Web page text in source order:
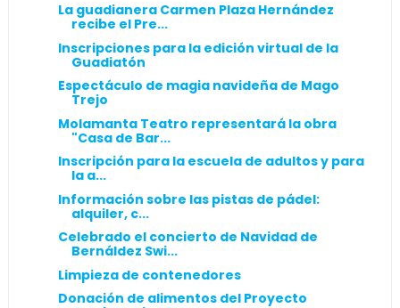
La guadianera Carmen Plaza Hernández
recibe el Pre...
Inscripciones para la edición virtual de la
Guadiatón
Espectáculo de magia navideña de Mago
Trejo
Molamanta Teatro representará la obra
"Casa de Bar...
Inscripción para la escuela de adultos y para
la a...
Información sobre las pistas de pádel:
alquiler, c...
Celebrado el concierto de Navidad de
Bernáldez Swi...
Limpieza de contenedores
Donación de alimentos del Proyecto